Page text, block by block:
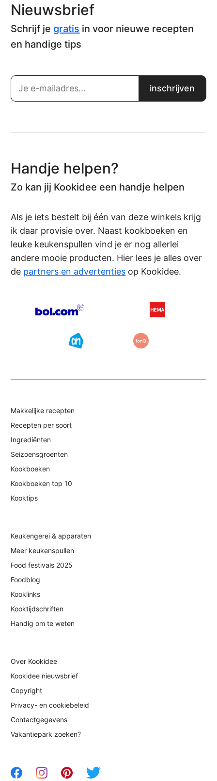
Nieuwsbrief
Schrijf je gratis in voor nieuwe recepten
en handige tips
Handje helpen?
Zo kan jij Kookidee een handje helpen
Als je iets bestelt bij één van deze winkels krijg
ik daar provisie over. Naast kookboeken en
leuke keukenspullen vind je er nog allerlei
andere mooie producten. Hier lees je alles over
de partners en advertenties op Kookidee.
Makkelijke recepten
Recepten per soort
Ingrediënten
Seizoensgroenten
Kookboeken
Kookboeken top 10
Kooktips
Keukengerei & apparaten
Meer keukenspullen
Food festivals 2025
Foodblog
Kooklinks
Kooktijdschriften
Handig om te weten
Over Kookidee
Kookidee nieuwsbrief
Copyright
Privacy- en cookiebeleid
Contactgegevens
Vakantiepark zoeken?